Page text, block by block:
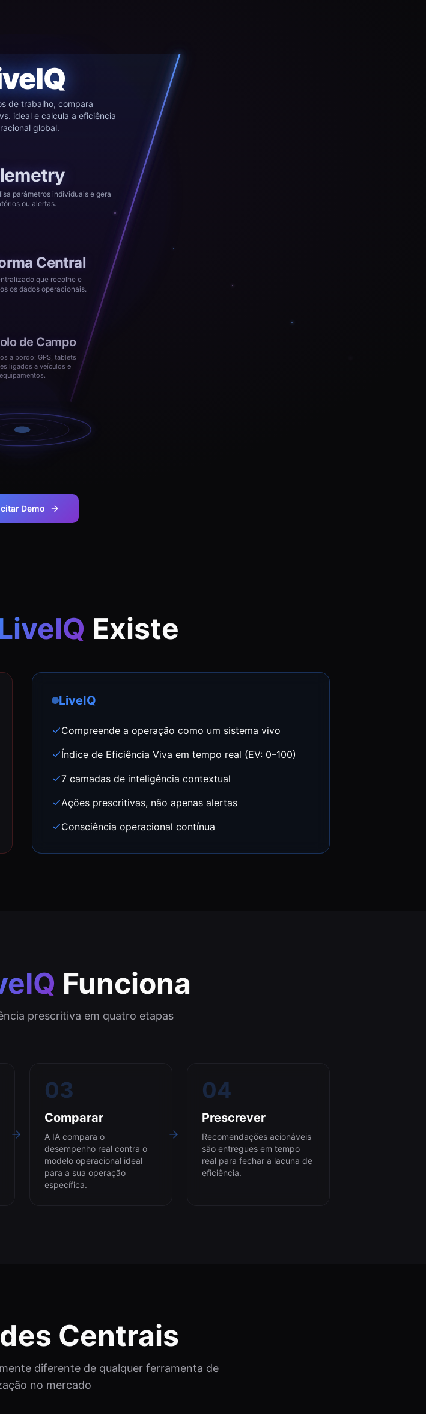
de trabalho, compara
ideal e calcula a eficiência
global.
parâmetros individuais e gera
ou alertas.
Central
que recolhe e
os dados operacionais.
de Campo
a bordo: GPS, tablets
ligados a veículos e
equipamentos.
Demo
Existe
LiveIQ
Compreende a operação como um sistema vivo
Índice de Eficiência Viva em tempo real (EV: 0–100)
7 camadas de inteligência contextual
Ações prescritivas, não apenas alertas
Consciência operacional contínua
Funciona
prescritiva em quatro etapas
03
Comparar
A IA compara o
desempenho real contra o
modelo operacional ideal
para a sua operação
específica.
04
Prescrever
Recomendações acionáveis
são entregues em tempo
real para fechar a lacuna de
eficiência.
Centrais
diferente de qualquer ferramenta de
no mercado